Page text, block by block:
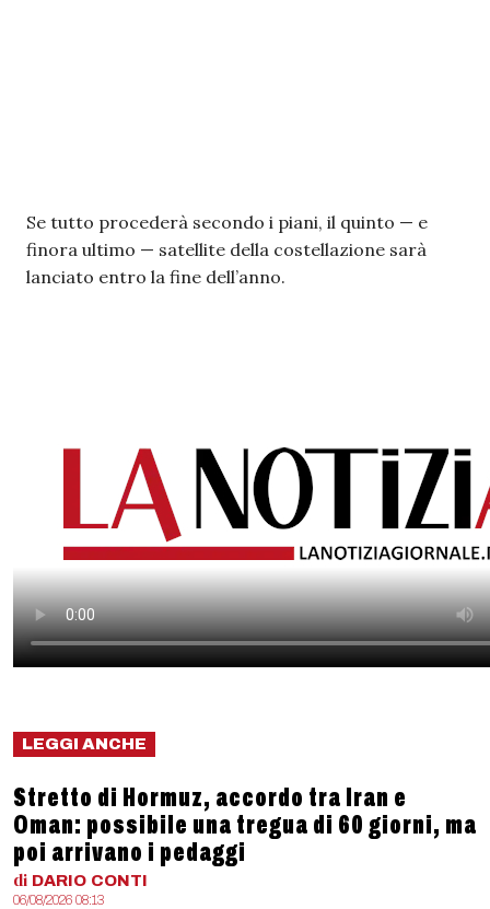
Se tutto procederà secondo i piani, il quinto — e
finora ultimo — satellite della costellazione sarà
lanciato entro la fine dell’anno.
LEGGI ANCHE
Stretto di Hormuz, accordo tra Iran e
Oman: possibile una tregua di 60 giorni, ma
poi arrivano i pedaggi
di DARIO CONTI
06/08/2026 08:13